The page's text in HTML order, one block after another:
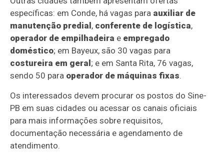
específicas: em Conde, há vagas para auxiliar de
manutenção predial , conferente de logística,
operador de empilhadeira e empregado
doméstico; em Bayeux, são 30 vagas para
costureira em geral ; e em Santa Rita, 76 vagas,
sendo 50 para operador de máquinas fixas.
Os interessados devem procurar os postos do Sine-
PB em suas cidades ou acessar os canais oficiais
para mais informações sobre requisitos,
documentação necessária e agendamento de
atendimento.